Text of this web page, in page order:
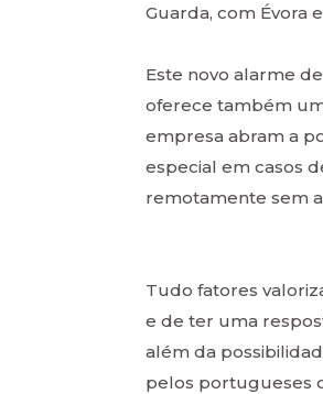
Guarda, com Évora
Este novo alarme
oferece também
empresa abram a
especial em casos
remotamente sem
Tudo fatores
e de ter uma
além da
pelos portugueses